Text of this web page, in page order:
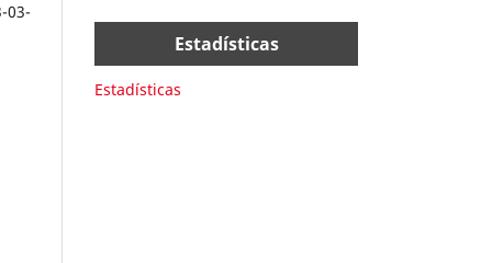
03-
Estadísticas
Estadísticas